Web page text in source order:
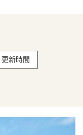
更新時間